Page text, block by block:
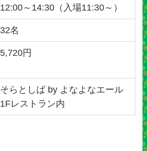
12:00～14:30（入場11:30～）
32名
5,720円
そらとしば by よなよなエール
1Fレストラン内